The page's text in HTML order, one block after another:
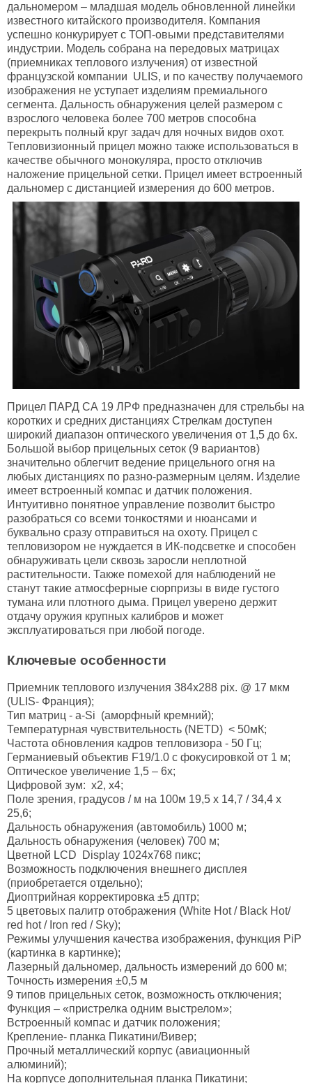
дальномером – младшая модель обновленной линейки
известного китайского производителя. Компания
успешно конкурирует с ТОП-овыми представителями
индустрии. Модель собрана на передовых матрицах
(приемниках теплового излучения) от известной
французской компании ULIS, и по качеству получаемого
изображения не уступает изделиям премиального
сегмента. Дальность обнаружения целей размером с
взрослого человека более 700 метров способна
перекрыть полный круг задач для ночных видов охот.
Тепловизионный прицел можно также использоваться в
качестве обычного монокуляра, просто отключив
наложение прицельной сетки. Прицел имеет встроенный
дальномер с дистанцией измерения до 600 метров.
Прицел ПАРД СА 19 ЛРФ предназначен для стрельбы на
коротких и средних дистанциях Стрелкам доступен
широкий диапазон оптического увеличения от 1,5 до 6х.
Большой выбор прицельных сеток (9 вариантов)
значительно облегчит ведение прицельного огня на
любых дистанциях по разно-размерным целям. Изделие
имеет встроенный компас и датчик положения.
Интуитивно понятное управление позволит быстро
разобраться со всеми тонкостями и нюансами и
буквально сразу отправиться на охоту. Прицел с
тепловизором не нуждается в ИК-подсветке и способен
обнаруживать цели сквозь заросли неплотной
растительности. Также помехой для наблюдений не
станут такие атмосферные сюрпризы в виде густого
тумана или плотного дыма. Прицел уверено держит
отдачу оружия крупных калибров и может
эксплуатироваться при любой погоде.
Ключевые особенности
Приемник теплового излучения 384x288 pix. @ 17 мкм
(ULIS- Франция);
Тип матриц - a-Si (аморфный кремний);
Температурная чувствительность (NETD) < 50мК;
Частота обновления кадров тепловизора - 50 Гц;
Германиевый объектив F19/1.0 с фокусировкой от 1 м;
Оптическое увеличение 1,5 – 6х;
Цифровой зум: x2, x4;
Поле зрения, градусов / м на 100м 19,5 x 14,7 / 34,4 х
25,6;
Дальность обнаружения (автомобиль) 1000 м;
Дальность обнаружения (человек) 700 м;
Цветной LCD Display 1024x768 пикс;
Возможность подключения внешнего дисплея
(приобретается отдельно);
Диоптрийная корректировка ±5 дптр;
5 цветовых палитр отображения (White Hot / Black Hot/
red hot / Iron red / Sky);
Режимы улучшения качества изображения, функция PiP
(картинка в картинке);
Лазерный дальномер, дальность измерений до 600 м;
Точность измерения ±0,5 м
9 типов прицельных сеток, возможность отключения;
Функция – «пристрелка одним выстрелом»;
Встроенный компас и датчик положения;
Крепление- планка Пикатини/Вивер;
Прочный металлический корпус (авиационный
алюминий);
На корпусе дополнительная планка Пикатини;